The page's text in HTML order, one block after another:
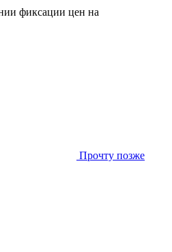
Прочту позже